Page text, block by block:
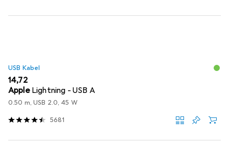
USB Kabel
EUR
14,72
Apple Lightning - USB A
0.50 m, USB 2.0, 45 W
5681